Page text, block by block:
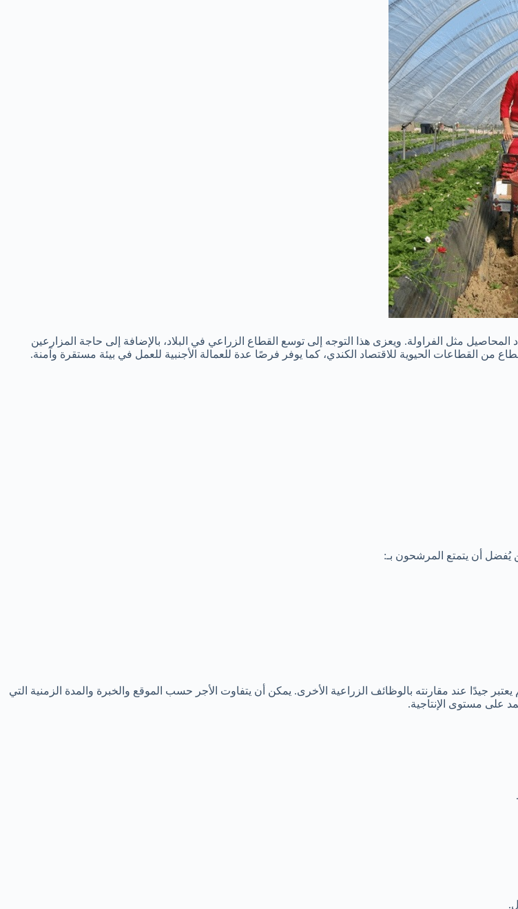
مثل الفراولة. ويعزى هذا التوجه إلى توسع القطاع الزراعي في البلاد، بالإضافة إلى حاجة المزارعين
من القطاعات الحيوية للاقتصاد الكندي، كما يوفر فرصًا عدة للعمالة الأجنبية للعمل في بيئة مستقرة وآمنة.
يُفضل أن يتمتع المرشحون بـ:
من كندا وإسبانيا إلى 37 دولارًا في اليوم، وهو رقم يعتبر جيدًا عند مقارنته بالوظائف الزراعية الأخرى. يمكن أن يتفاوت الأجر حسب الموقع والخبرة والمدة الزمنية التي
على مستوى الإنتاجية.